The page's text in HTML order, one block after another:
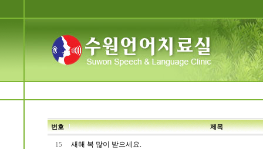
번호 제목
15 새해 복 많이 받으세요.